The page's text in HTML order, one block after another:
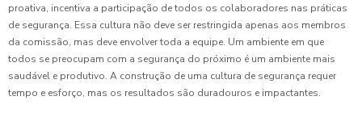
proativa, incentiva a participação de todos os colaboradores nas práticas
de segurança. Essa cultura não deve ser restringida apenas aos membros
da comissão, mas deve envolver toda a equipe. Um ambiente em que
todos se preocupam com a segurança do próximo é um ambiente mais
saudável e produtivo. A construção de uma cultura de segurança requer
tempo e esforço, mas os resultados são duradouros e impactantes.